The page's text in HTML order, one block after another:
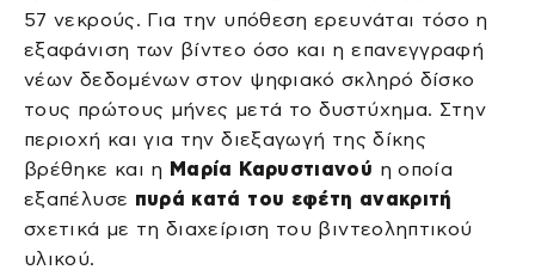
57 νεκρούς. Για την υπόθεση ερευνάται τόσο η
εξαφάνιση των βίντεο όσο και η επανεγγραφή
νέων δεδομένων στον ψηφιακό σκληρό δίσκο
τους πρώτους μήνες μετά το δυστύχημα. Στην
περιοχή και για την διεξαγωγή της δίκης
βρέθηκε και η Μαρία Καρυστιανού η οποία
εξαπέλυσε πυρά κατά του εφέτη ανακριτή
σχετικά με τη διαχείριση του βιντεοληπτικού
υλικού.